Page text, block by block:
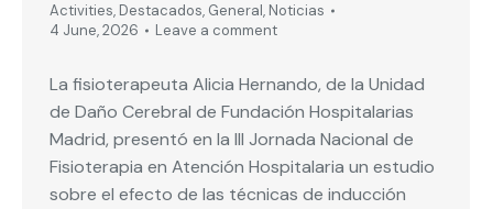
Activities, Destacados, General, Noticias
4 June, 2026
Leave a comment
La fisioterapeuta Alicia Hernando, de la Unidad
de Daño Cerebral de Fundación Hospitalarias
Madrid, presentó en la III Jornada Nacional de
Fisioterapia en Atención Hospitalaria un estudio
sobre el efecto de las técnicas de inducción